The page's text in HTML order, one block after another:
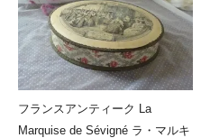
フランスアンティーク La
Marquise de Sévigné ラ・マルキ